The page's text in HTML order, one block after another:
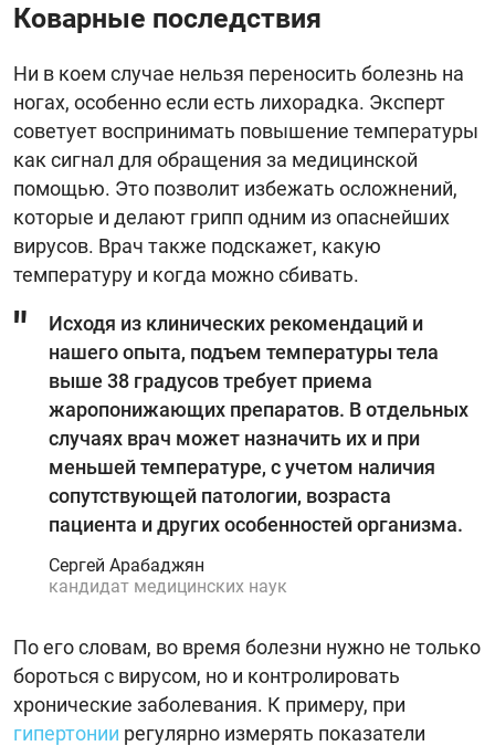
Коварные последствия
Ни в коем случае нельзя переносить болезнь на
ногах, особенно если есть лихорадка. Эксперт
советует воспринимать повышение температуры
как сигнал для обращения за медицинской
помощью. Это позволит избежать осложнений,
которые и делают грипп одним из опаснейших
вирусов. Врач также подскажет, какую
температуру и когда можно сбивать.
Исходя из клинических рекомендаций и
нашего опыта, подъем температуры тела
выше 38 градусов требует приема
жаропонижающих препаратов. В отдельных
случаях врач может назначить их и при
меньшей температуре, с учетом наличия
сопутствующей патологии, возраста
пациента и других особенностей организма.
Сергей Арабаджян
кандидат медицинских наук
По его словам, во время болезни нужно не только
бороться с вирусом, но и контролировать
хронические заболевания. К примеру, при
гипертонии регулярно измерять показатели